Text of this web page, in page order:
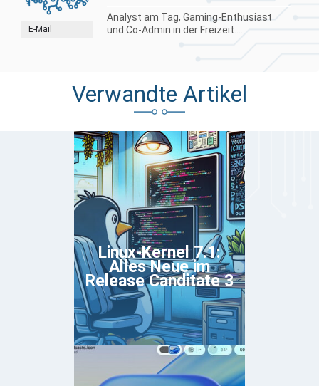
E-Mail
Analyst am Tag, Gaming-Enthusiast
und Co-Admin in der Freizeit....
Verwandte Artikel
Linux-Kernel 7.1:
Alles Neue im
Release Canditate 3